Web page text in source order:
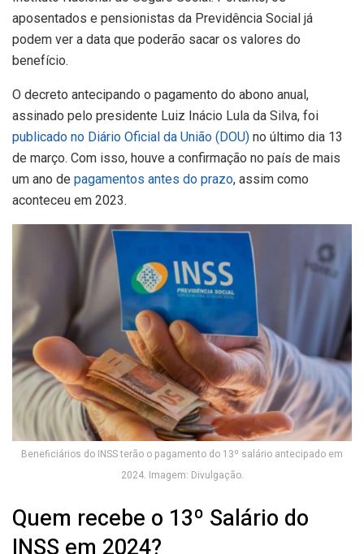
aposentados e pensionistas da Previdência Social já
podem ver a data que poderão sacar os valores do
benefício.
O decreto antecipando o pagamento do abono anual,
assinado pelo presidente Luiz Inácio Lula da Silva, foi
publicado no Diário Oficial da União (DOU) no último dia 13
de março. Com isso, houve a confirmação no país de mais
um ano de pagamentos antes do prazo, assim como
aconteceu em 2023.
Beneficiários do INSS terão o pagamento do 13º salário antecipado em
2024. Imagem: Divulgação.
Quem recebe o 13º Salário do